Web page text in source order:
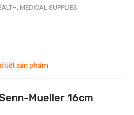
MEDICAL SUPPLIES
tiết sản phẩm
Mueller 16cm